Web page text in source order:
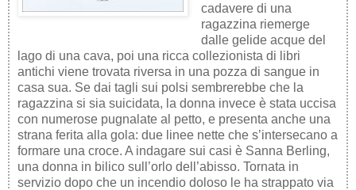
cadavere di una
ragazzina riemerge
dalle gelide acque del
lago di una cava, poi una ricca collezionista di libri
antichi viene trovata riversa in una pozza di sangue in
casa sua. Se dai tagli sui polsi sembrerebbe che la
ragazzina si sia suicidata, la donna invece è stata uccisa
con numerose pugnalate al petto, e presenta anche una
strana ferita alla gola: due linee nette che s’intersecano a
formare una croce. A indagare sui casi è Sanna Berling,
una donna in bilico sull’orlo dell’abisso. Tornata in
servizio dopo che un incendio doloso le ha strappato via